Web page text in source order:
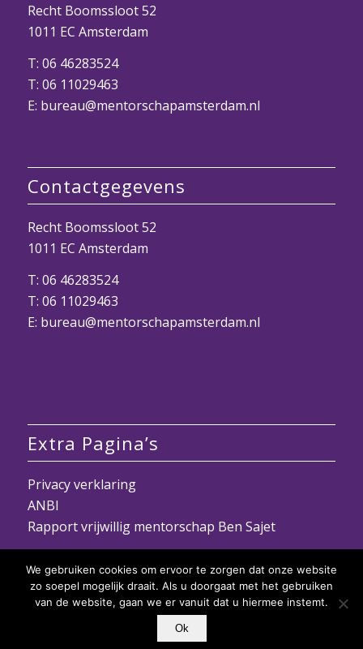
Recht Boomssloot 52
1011 EC Amsterdam
T: 06 46283524
T: 06 11029463
E: bureau@mentorschapamsterdam.nl
Contactgegevens
Recht Boomssloot 52
1011 EC Amsterdam
T: 06 46283524
T: 06 11029463
E: bureau@mentorschapamsterdam.nl
Extra Pagina’s
Privacy verklaring
ANBI
Rapport vrijwillig mentorschap Ben Sajet
© Copyright - Stichting Mentorschap Amsterdam
We gebruiken cookies om ervoor te zorgen dat onze website
zo soepel mogelijk draait. Als u doorgaat met het gebruiken
van de website, gaan we er vanuit dat u hiermee instemt.
Ok